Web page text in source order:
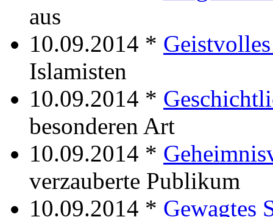
aus
10.09.2014 *
Islamisten
10.09.2014 *
besonderen Art
10.09.2014 *
verzauberte Publikum
10.09.2014 * Gewagtes